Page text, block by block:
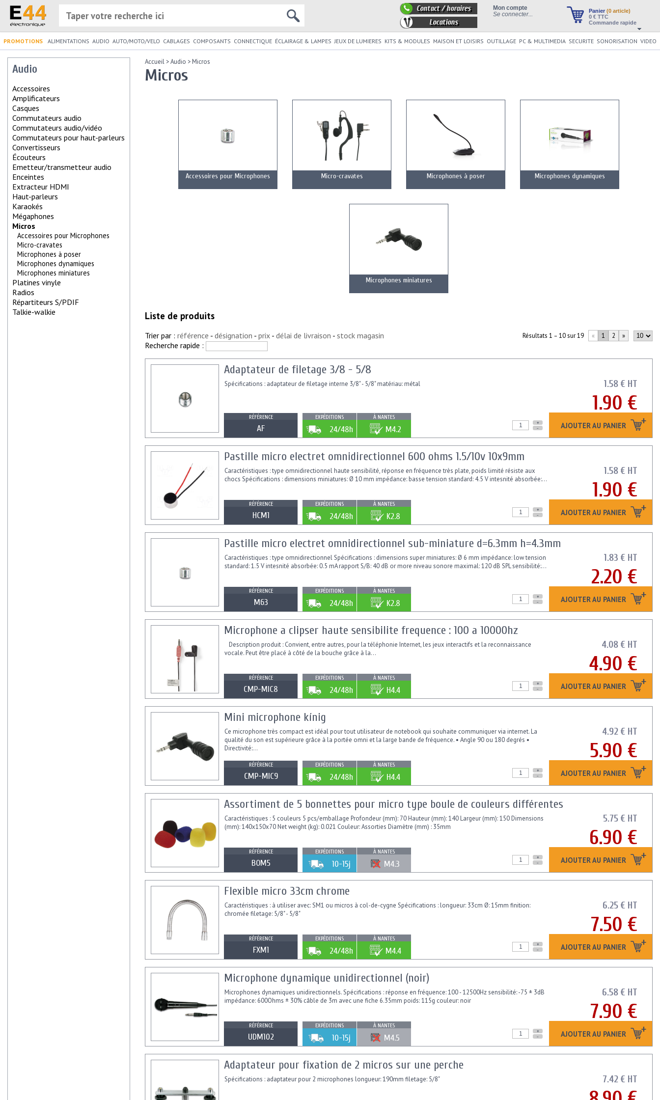
Panier (0 article)
0 € TTC
Commande rapide
Mon compte
Se connecter...
Contact / horaires
Locations
PROMOTIONS ALIMENTATIONS AUDIO AUTO/MOTO/VELO CABLAGES COMPOSANTS CONNECTIQUE ÉCLAIRAGE & LAMPES JEUX DE LUMIERES KITS & MODULES MAISON ET LOISIRS OUTILLAGE PC & MULTIMEDIA SECURITE SONORISATION VIDEO
Audio
Accessoires
Amplificateurs
Casques
Commutateurs audio
Commutateurs audio/vidéo
Commutateurs pour haut-parleurs
Convertisseurs
Écouteurs
Emetteur/transmetteur audio
Enceintes
Extracteur HDMI
Haut-parleurs
Karaokés
Mégaphones
Micros
Accessoires pour Microphones
Micro-cravates
Microphones à poser
Microphones dynamiques
Microphones miniatures
Platines vinyle
Radios
Répartiteurs S/PDIF
Talkie-walkie
Accueil >Audio >Micros
Micros
Accessoires pour Microphones Micro-cravates Microphones à poser Microphones dynamiques
Microphones miniatures
Liste de produits
Résultats 1 – 10 sur 19 « 1 2 »
Trier par : référence - désignation - prix - délai de livraison - stock magasin
Recherche rapide :
1.58 € HT
1.90 €
AJOUTER AU PANIER
Adaptateur de filetage 3/8 - 5/8
Spécifications : adaptateur de filetage interne 3/8" - 5/8" matériau: métal
RÉFÉRENCE
AF
EXPÉDITIONS
24/48h
À NANTES
M4.2
+
-
1.58 € HT
1.90 €
AJOUTER AU PANIER
Pastille micro electret omnidirectionnel 600 ohms 1.5/10v 10x9mm
Caractéristiques : type omnidirectionnel haute sensibilité, réponse en fréquence très plate, poids limité résiste aux
chocs Spécifications : dimensions miniatures: Ø 10 mm impédance: basse tension standard: 4.5 V intesnité absorbée:...
RÉFÉRENCE
HCM1
EXPÉDITIONS
24/48h
À NANTES
K2.8
+
-
1.83 € HT
2.20 €
AJOUTER AU PANIER
Pastille micro electret omnidirectionnel sub-miniature d=6.3mm h=4.3mm
Caractéristiques : type omnidirectionnel Spécifications : dimensions super miniatures: Ø 6 mm impédance: low tension
standard: 1.5 V intesnité absorbée: 0.5 mA rapport S/B: 40 dB or more niveau sonore maximal: 120 dB SPL sensibilité:...
RÉFÉRENCE
M63
EXPÉDITIONS
24/48h
À NANTES
K2.8
+
-
4.08 € HT
4.90 €
AJOUTER AU PANIER
Microphone a clipser haute sensibilite frequence : 100 a 10000hz
Description produit : Convient, entre autres, pour la téléphonie Internet, les jeux interactifs et la reconnaissance
vocale. Peut être placé à côté de la bouche grâce à la...
RÉFÉRENCE
CMP-MIC8
EXPÉDITIONS
24/48h
À NANTES
H4.4
+
-
4.92 € HT
5.90 €
AJOUTER AU PANIER
Mini microphone kínig
Ce microphone très compact est idéal pour tout utilisateur de notebook qui souhaite communiquer via internet. La
qualité du son est supérieure grâce à la portée omni et la large bande de fréquence. • Angle 90 ou 180 degrés •
Directivité:...
RÉFÉRENCE
CMP-MIC9
EXPÉDITIONS
24/48h
À NANTES
H4.4
+
-
5.75 € HT
6.90 €
AJOUTER AU PANIER
Assortiment de 5 bonnettes pour micro type boule de couleurs différentes
Caractéristiques : 5 couleurs 5 pcs/emballage Profondeur (mm): 70 Hauteur (mm): 140 Largeur (mm): 150 Dimensions
(mm): 140x150x70 Net weight (kg): 0.021 Couleur: Assorties Diamètre (mm) : 35mm
RÉFÉRENCE
BOM5
EXPÉDITIONS
10-15j
À NANTES
M4.3
+
-
6.25 € HT
7.50 €
AJOUTER AU PANIER
Flexible micro 33cm chrome
Caractéristiques : à utiliser avec: SM1 ou micros à col-de-cygne Spécifications : longueur: 33cm Ø: 15mm finition:
chromée filetage: 5/8" - 5/8"
RÉFÉRENCE
FXM1
EXPÉDITIONS
24/48h
À NANTES
M4.4
+
-
6.58 € HT
7.90 €
AJOUTER AU PANIER
Microphone dynamique unidirectionnel (noir)
Microphones dynamiques unidirectionnels. Spécifications : réponse en fréquence: 100 - 12500Hz sensibilité: -75 ± 3dB
impédance: 600Ohms ± 30% câble de 3m avec une fiche 6.35mm poids: 115g couleur: noir
RÉFÉRENCE
UDM102
EXPÉDITIONS
10-15j
À NANTES
M4.5
+
-
7.42 € HT
Adaptateur pour fixation de 2 micros sur une perche
Spécifications : adaptateur pour 2 microphones longueur: 190mm filetage: 5/8"